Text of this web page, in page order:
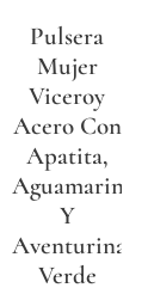
Pulsera
Mujer
Viceroy
Acero Con
Apatita,
Aguamarina
Y
Aventurina
Verde